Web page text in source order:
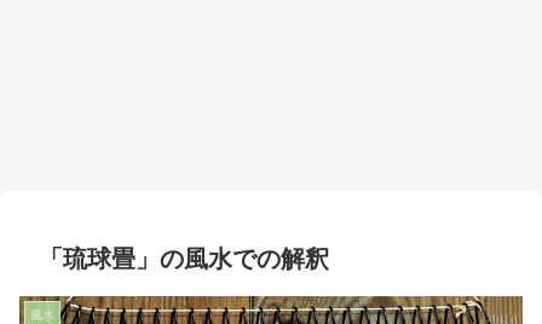
「琉球畳」の風水での解釈
風水